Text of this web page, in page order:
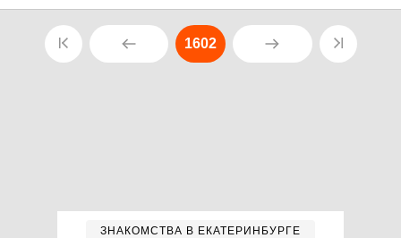
1602
ЗНАКОМСТВА В ЕКАТЕРИНБУРГЕ